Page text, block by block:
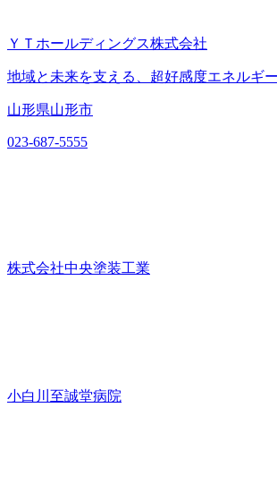
ＹＴホールディングス株式会社
地域と未来を支える、超好感度エネルギ
山形県山形市
023-687-5555
株式会社中央塗装工業
小白川至誠堂病院